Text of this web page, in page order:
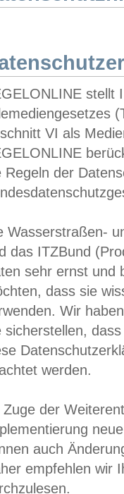
stellt
VI als
Regeln der
Wasserstraßen-
das ITZBund
sehr ernst und
dass sie
Wir
sicherstellen,
werden.
Zuge der
auch
empfehlen wir